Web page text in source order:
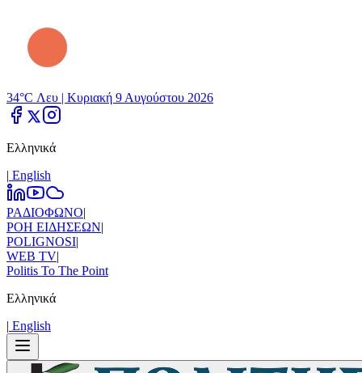
34°C Λευ | Κυριακή 9 Αυγούστου 2026
Ελληνικά
| Εnglish
ΡΑΔΙΟΦΩΝΟ|
ΡΟΗ ΕΙΔΗΣΕΩΝ|
POLIGNOSI|
WEB TV|
Politis To The Point
Ελληνικά
| Εnglish